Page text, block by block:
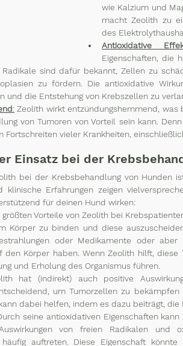
wie Kalzium und
macht Zeolith zu
des
Antioxidative
Eigenschaften, die
Radikale sind dafür bekannt, Zellen zu
zu fördern. Die antioxidative
und die Entstehung von Krebszellen zu
: Zeolith wirkt entzündungshemmend, was
von Tumoren von Vorteil sein kann.
Fortschreiten vieler Krankheiten,
Einsatz bei der
bei der Krebsbehandlung von Hunden
Erfahrungen zeigen
für deinen Hund wirken:
Vorteile von Zeolith bei
Körper zu binden und diese
oder Medikamente oder
den Körper haben. Wenn Zeolith hilft,
und Erholung des Organismus führen.
hat (indirekt) auch positive
um Tumorzellen zu
dabei helfen, indem es dazu beiträgt, die
seine antioxidativen Eigenschaften
von freien Radikalen und
häufig auftreten. Diese Eigenschaft